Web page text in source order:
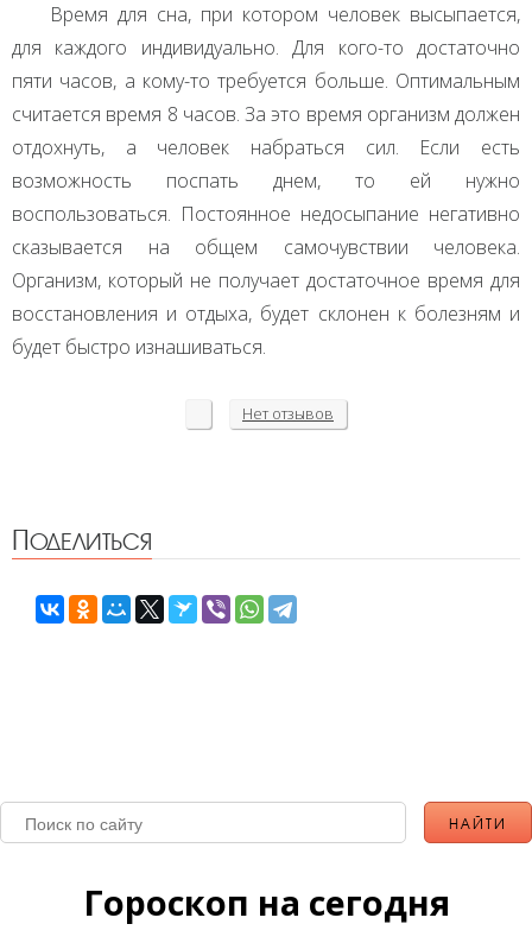
Время для сна, при котором человек высыпается,
для каждого индивидуально. Для кого-то достаточно
пяти часов, а кому-то требуется больше. Оптимальным
считается время 8 часов. За это время организм должен
отдохнуть, а человек набраться сил. Если есть
возможность поспать днем, то ей нужно
воспользоваться. Постоянное недосыпание негативно
сказывается на общем самочувствии человека.
Организм, который не получает достаточное время для
восстановления и отдыха, будет склонен к болезням и
будет быстро изнашиваться.
Нет отзывов
Поделиться
Гороскоп на сегодня